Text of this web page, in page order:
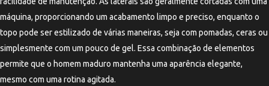
máquina, proporcionando um acabamento limpo e preciso, enquanto o
topo pode ser estilizado de várias maneiras, seja com pomadas, ceras ou
simplesmente com um pouco de gel. Essa combinação de elementos
permite que o homem maduro mantenha uma aparência elegante,
mesmo com uma rotina agitada.